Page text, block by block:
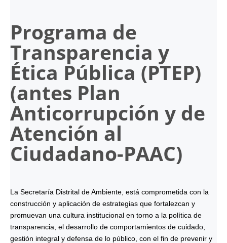
Programa de
Transparencia y
Ética Pública (PTEP)
(antes Plan
Anticorrupción y de
Atención al
Ciudadano-PAAC)
La Secretaría Distrital de Ambiente, está comprometida con la
construcción y aplicación de estrategias que fortalezcan y
promuevan una cultura institucional en torno a la política de
transparencia, el desarrollo de comportamientos de cuidado,
gestión integral y defensa de lo público, con el fin de prevenir y